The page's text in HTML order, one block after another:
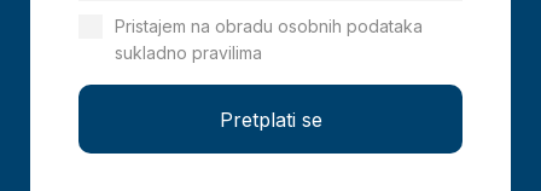
Pretplati se
Pristajem na obradu osobnih podataka
sukladno pravilima